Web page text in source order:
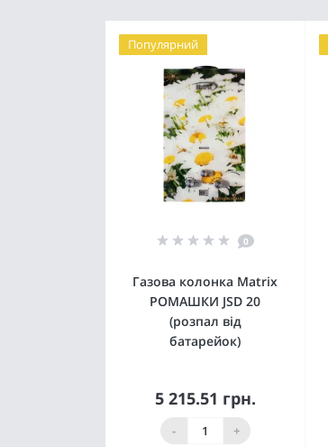
Популярний
0
Газова колонка Matrix
РОМАШКИ JSD 20
(розпал від
батарейок)
5 215.51 грн.
- +
Купити